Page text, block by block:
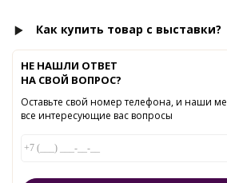
Как купить товар с выставки?
НЕ НАШЛИ ОТВЕТ
НА СВОЙ ВОПРОС?
Оставьте свой номер телефона, и наши
все интересующие вас вопросы